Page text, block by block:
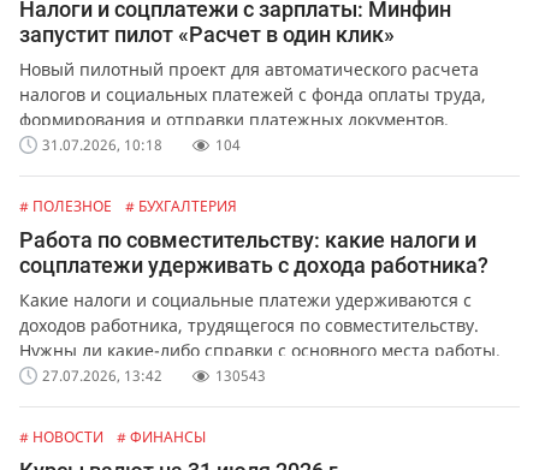
Налоги и соцплатежи с зарплаты: Минфин
запустит пилот «Расчет в один клик»
Новый пилотный проект для автоматического расчета
налогов и социальных платежей с фонда оплаты труда,
формирования и отправки платежных документов.
31.07.2026, 10:18 104
# ПОЛЕЗНОЕ # БУХГАЛТЕРИЯ
Работа по совместительству: какие налоги и
соцплатежи удерживать с дохода работника?
Какие налоги и социальные платежи удерживаются с
доходов работника, трудящегося по совместительству.
Нужны ли какие-либо справки с основного места работы.
27.07.2026, 13:42 130543
# НОВОСТИ # ФИНАНСЫ